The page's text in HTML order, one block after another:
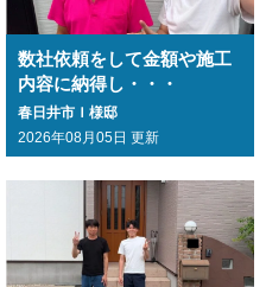
数社依頼をして金額や施工
内容に納得し・・・
春日井市Ｉ様邸
2026年08月05日 更新